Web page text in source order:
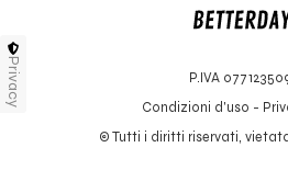
P.IVA
Condizioni d'uso -
© Tutti i diritti riservati,
Privacy